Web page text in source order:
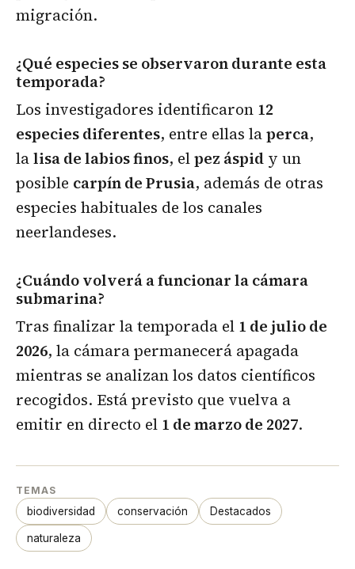
migración.
¿Qué especies se observaron durante esta
temporada?
Los investigadores identificaron 12
especies diferentes, entre ellas laperca,
lalisa de labios finos, elpez áspid y un
posible carpín de Prusia, además de otras
especies habituales de los canales
neerlandeses.
¿Cuándo volverá a funcionar la cámara
submarina?
Tras finalizar la temporada el 1 de julio de
2026, la cámara permanecerá apagada
mientras se analizan los datos científicos
recogidos. Está previsto que vuelva a
emitir en directo el 1 de marzo de 2027.
TEMAS
biodiversidad conservación Destacados
naturaleza